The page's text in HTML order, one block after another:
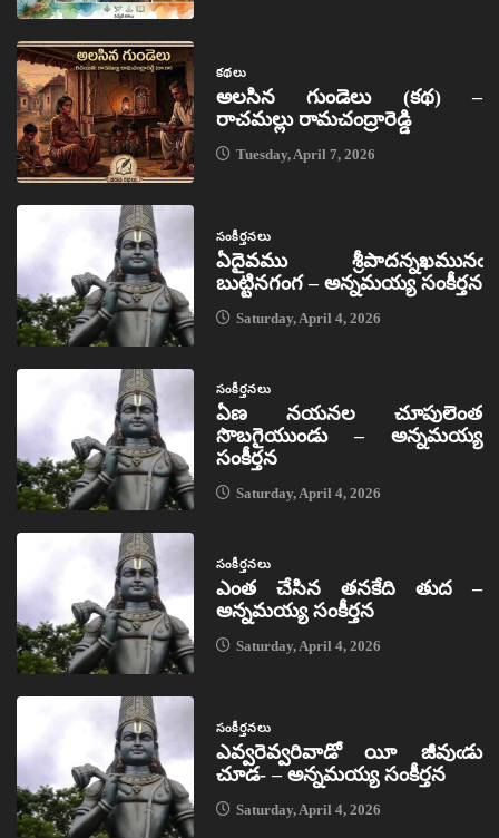
కథలు
అలసిన గుండెలు (కథ) –
రాచమల్లు రామచంద్రారెడ్డి
Tuesday, April 7, 2026
సంకీర్తనలు
ఏదైవము శ్రీపాదన్నఖమునఁ
బుట్టినగంగ – అన్నమయ్య సంకీర్తన
Saturday, April 4, 2026
సంకీర్తనలు
ఏణ నయనల చూపులెంత
సొబగైయుండు – అన్నమయ్య
సంకీర్తన
Saturday, April 4, 2026
సంకీర్తనలు
ఎంత చేసిన తనకేది తుద –
అన్నమయ్య సంకీర్తన
Saturday, April 4, 2026
సంకీర్తనలు
ఎవ్వరెవ్వరివాడో యీ జీవుఁడు
చూడ- – అన్నమయ్య సంకీర్తన
Saturday, April 4, 2026